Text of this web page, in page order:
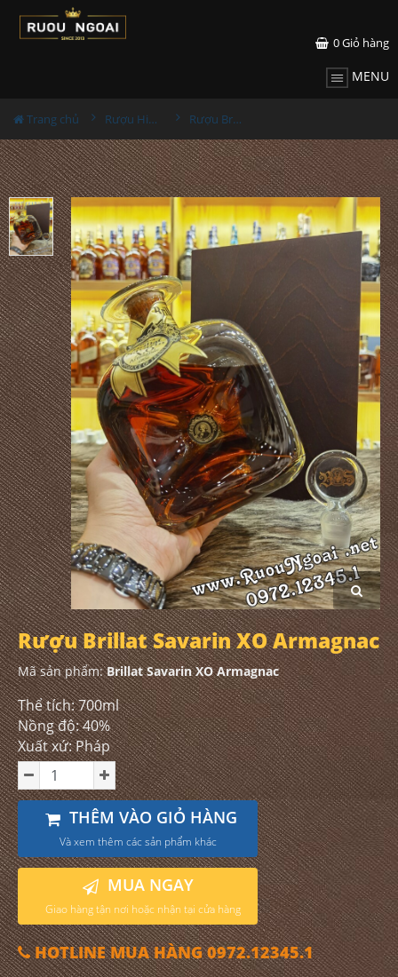
0Giỏ hàng
MENU
Trang chủ Rượu Hiếm - Cũ Rượu Brillat Savarin XO Armagnac
Rượu Brillat Savarin XO Armagnac
Mã sản phẩm:Brillat Savarin XO Armagnac
Thể tích: 700ml
Nồng độ: 40%
Xuất xứ: Pháp
THÊM VÀO GIỎ HÀNG
Và xem thêm các sản phẩm khác
MUA NGAY
Giao hàng tận nơi hoặc nhận tại cửa hàng
HOTLINE MUA HÀNG 0972.12345.1